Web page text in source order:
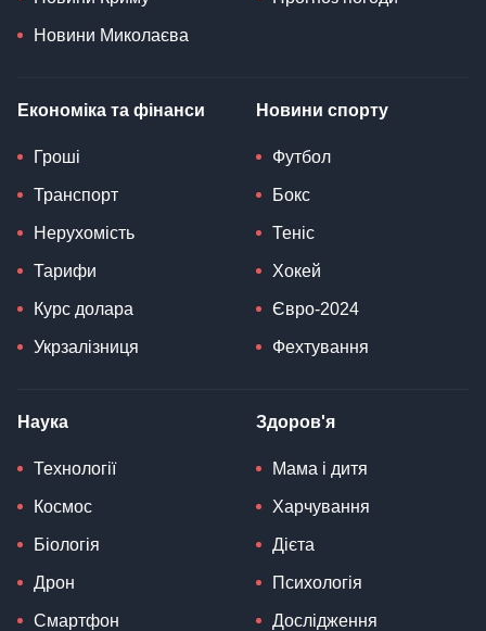
Новини Миколаєва
Економіка та фінанси
Гроші
Транспорт
Нерухомість
Тарифи
Курс долара
Укрзалізниця
Новини спорту
Футбол
Бокс
Теніс
Хокей
Євро-2024
Фехтування
Наука
Технології
Космос
Біологія
Дрон
Смартфон
Здоров'я
Мама і дитя
Харчування
Дієта
Психологія
Дослідження